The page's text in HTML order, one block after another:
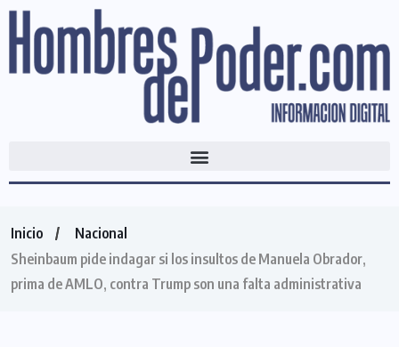
Inicio
Nacional
Sheinbaum pide indagar si los insultos de Manuela Obrador,
prima de AMLO, contra Trump son una falta administrativa